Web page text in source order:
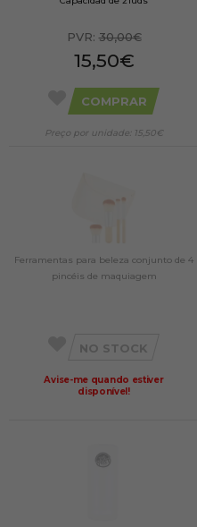
PVR:30,00€
15,50€
COMPRAR
Preço por unidade: 15,50€
Ferramentas para beleza conjunto de 4
pincéis de maquiagem
NO STOCK
Avise-me quando estiver
disponível!